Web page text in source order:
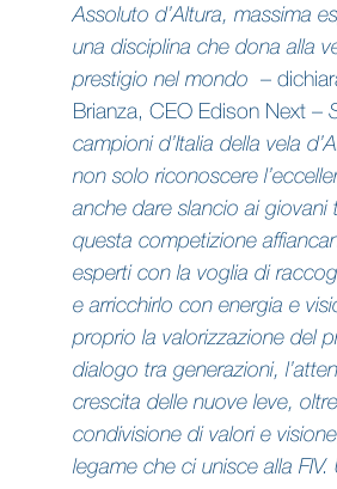
Assoluto d’Altura, massima
una disciplina che dona alla
prestigio nel mondo –
Brianza, CEO Edison Next –
campioni d’Italia della vela
non solo riconoscere
anche dare slancio ai giovani
questa competizione
esperti con la voglia di
e arricchirlo con energia e
proprio la valorizzazione del
dialogo tra generazioni,
crescita delle nuove leve,
condivisione di valori e
legame che ci unisce alla FIV.